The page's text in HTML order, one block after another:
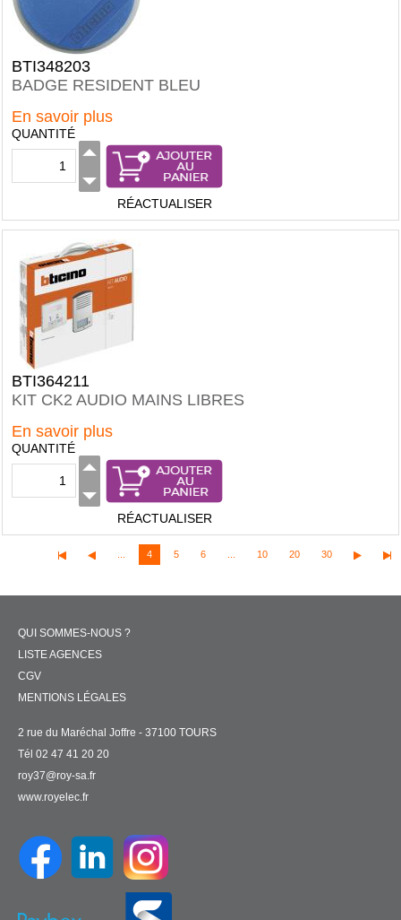
BTI348203
BADGE RESIDENT BLEU
En savoir plus
QUANTITÉ
RÉACTUALISER
BTI364211
KIT CK2 AUDIO MAINS LIBRES
En savoir plus
QUANTITÉ
RÉACTUALISER
4 5 6 10 20 30
QUI SOMMES-NOUS ?
LISTE AGENCES
CGV
MENTIONS LÉGALES
2 rue du Maréchal Joffre - 37100 TOURS
Tél 02 47 41 20 20
roy37@roy-sa.fr
www.royelec.fr